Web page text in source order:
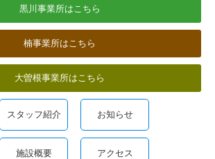
黒川事業所はこちら
楠事業所はこちら
大曽根事業所はこちら
スタッフ紹介 お知らせ
施設概要 アクセス